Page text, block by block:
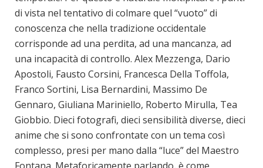
di vista nel tentativo di colmare quel “vuoto” di
conoscenza che nella tradizione occidentale
corrisponde ad una perdita, ad una mancanza, ad
una incapacità di controllo. Alex Mezzenga, Dario
Apostoli, Fausto Corsini, Francesca Della Toffola,
Franco Sortini, Lisa Bernardini, Massimo De
Gennaro, Giuliana Mariniello, Roberto Mirulla, Tea
Giobbio. Dieci fotografi, dieci sensibilità diverse, dieci
anime che si sono confrontate con un tema così
complesso, presi per mano dalla “luce” del Maestro